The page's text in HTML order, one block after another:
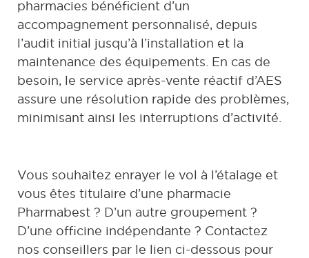
pharmacies bénéficient d’un
accompagnement personnalisé, depuis
l’audit initial jusqu’à l’installation et la
maintenance des équipements. En cas de
besoin, le service après-vente réactif d’AES
assure une résolution rapide des problèmes,
minimisant ainsi les interruptions d’activité.
Vous souhaitez enrayer le vol à l’étalage et
vous êtes titulaire d’une pharmacie
Pharmabest ? D’un autre groupement ?
D’une officine indépendante ? Contactez
nos conseillers par le lien ci-dessous pour